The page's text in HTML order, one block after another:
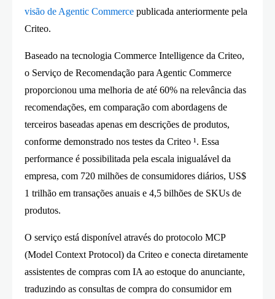
visão de Agentic Commerce publicada anteriormente pela
Criteo.
Baseado na tecnologia Commerce Intelligence da Criteo,
o Serviço de Recomendação para Agentic Commerce
proporcionou uma melhoria de até 60% na relevância das
recomendações, em comparação com abordagens de
terceiros baseadas apenas em descrições de produtos,
conforme demonstrado nos testes da Criteo ¹. Essa
performance é possibilitada pela escala inigualável da
empresa, com 720 milhões de consumidores diários, US$
1 trilhão em transações anuais e 4,5 bilhões de SKUs de
produtos.
O serviço está disponível através do protocolo MCP
(Model Context Protocol) da Criteo e conecta diretamente
assistentes de compras com IA ao estoque do anunciante,
traduzindo as consultas de compra do consumidor em